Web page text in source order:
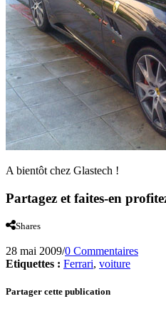
A bientôt chez Glastech !
Partagez et faites-en
Shares
28 mai 2009/0 Commentaires
Etiquettes : Ferrari, voiture
Partager cette publication